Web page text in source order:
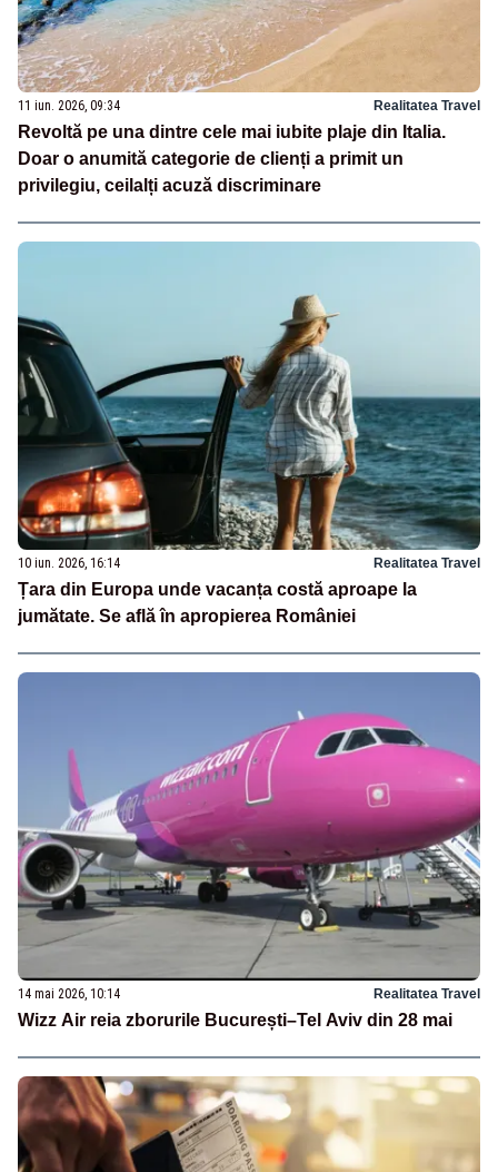
11 iun. 2026, 09:34 Realitatea Travel
Revoltă pe una dintre cele mai iubite plaje din Italia.
Doar o anumită categorie de clienți a primit un
privilegiu, ceilalți acuză discriminare
10 iun. 2026, 16:14 Realitatea Travel
Țara din Europa unde vacanța costă aproape la
jumătate. Se află în apropierea României
14 mai 2026, 10:14 Realitatea Travel
Wizz Air reia zborurile București–Tel Aviv din 28 mai